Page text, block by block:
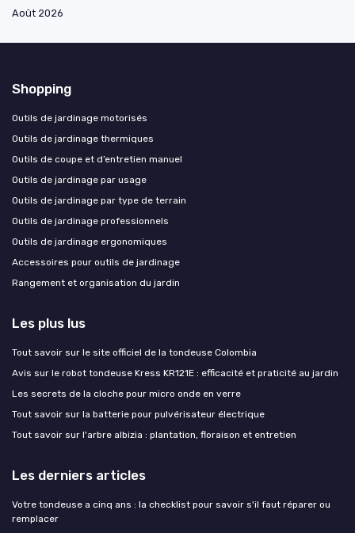
Août 2026
Shopping
Outils de jardinage motorisés
Outils de jardinage thermiques
Outils de coupe et d’entretien manuel
Outils de jardinage par usage
Outils de jardinage par type de terrain
Outils de jardinage professionnels
Outils de jardinage ergonomiques
Accessoires pour outils de jardinage
Rangement et organisation du jardin
Les plus lus
Tout savoir sur le site officiel de la tondeuse Colombia
Avis sur le robot tondeuse Kress KR121E : efficacité et praticité au jardin
Les secrets de la cloche pour micro onde en verre
Tout savoir sur la batterie pour pulvérisateur électrique
Tout savoir sur l'arbre albizia : plantation, floraison et entretien
Les derniers articles
Votre tondeuse a cinq ans : la checklist pour savoir s'il faut réparer ou
remplacer